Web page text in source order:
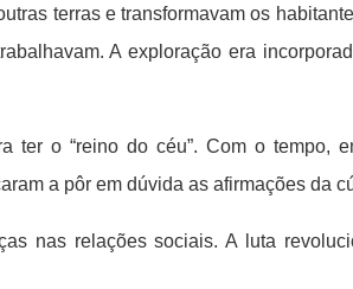
terras e transformavam os
A exploração era
o “reino do céu”. Com o tempo,
a pôr em dúvida as afirmações da
nas relações sociais. A luta